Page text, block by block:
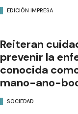
EDICIÓN IMPRESA
Reiteran
prevenir la
conocida
mano-ano-
SOCIEDAD